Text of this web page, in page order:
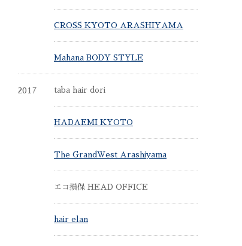
CROSS KYOTO ARASHIYAMA
Mahana BODY STYLE
2017 taba hair dori
HADAEMI KYOTO
The GrandWest Arashiyama
エコ損保 HEAD OFFICE
hair elan